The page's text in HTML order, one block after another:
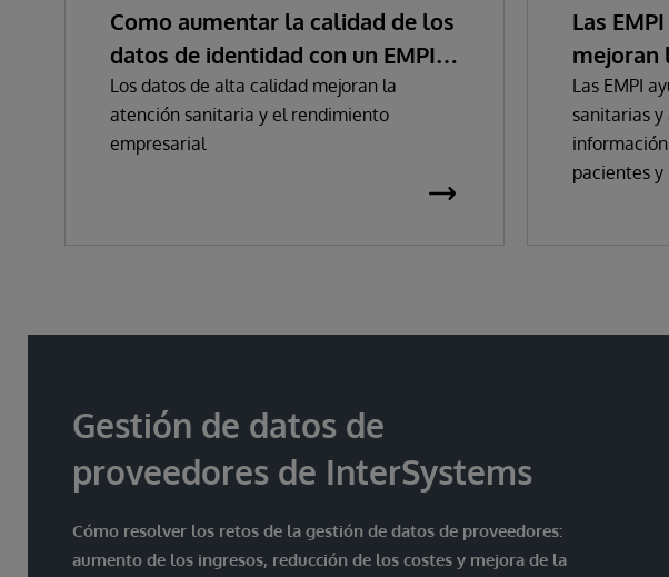
Como aumentar la calidad de los
datos de identidad con un EMPI
de nueva generación
Los datos de alta calidad mejoran la
atención sanitaria y el rendimiento
empresarial
Las
mejoran
de
Las EMPI
sanitarias
pacientes
sistemas
Gestión de datos de
proveedores de InterSystems
Cómo resolver los retos de la gestión de datos de proveedores:
aumento de los ingresos, reducción de los costes y mejora de la